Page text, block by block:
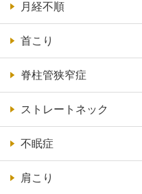
月経不順
首こり
脊柱管狭窄症
ストレートネック
不眠症
肩こり